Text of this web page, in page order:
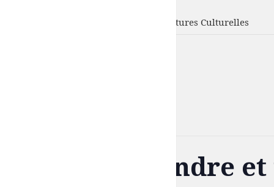
Union Fédérale d'Intervention des Structures Culturelles
Créer, apprendre